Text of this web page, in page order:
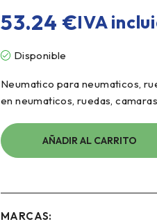
53.24 €IVA
Disponible
Neumatico para neumaticos,
en neumaticos, ruedas,
AÑADIR AL CARRITO
MARCAS: